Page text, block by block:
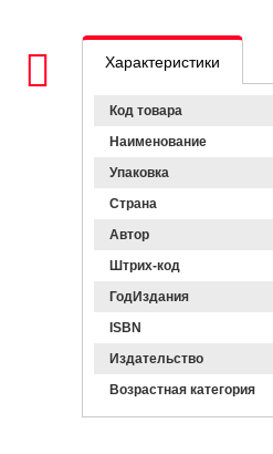
Характеристики
Код товара
Наименование
Упаковка
Страна
Автор
Штрих-код
ГодИздания
ISBN
Издательство
Возрастная категория